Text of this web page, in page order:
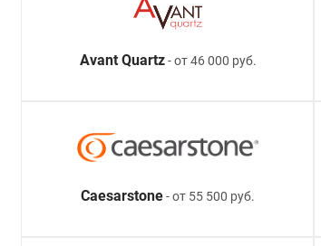
Avant Quartz- от 46 000 руб.
Caesarstone- от 55 500 руб.